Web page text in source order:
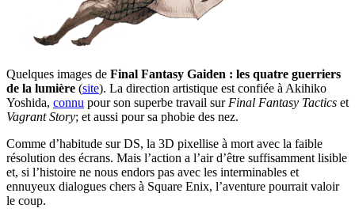
Quelques images de Final Fantasy Gaiden : les quatre guerriers
de la lumière (site). La direction artistique est confiée à Akihiko
Yoshida, connu pour son superbe travail sur Final Fantasy Tactics et
Vagrant Story; et aussi pour sa phobie des nez.
Comme d’habitude sur DS, la 3D pixellise à mort avec la faible
résolution des écrans. Mais l’action a l’air d’être suffisamment lisible
et, si l’histoire ne nous endors pas avec les interminables et
ennuyeux dialogues chers à Square Enix, l’aventure pourrait valoir
le coup.